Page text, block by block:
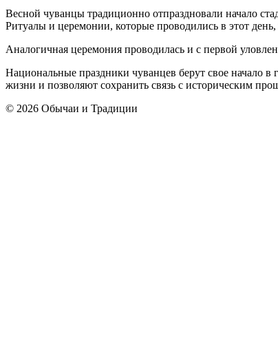
Весной чуванцы традиционно отпраздновали начало
Ритуалы и церемонии, которые проводились в этот
Аналогичная церемония проводилась и с первой
Национальные праздники чуванцев берут свое начало
жизни и позволяют сохранить связь с историческим
© 2026 Обычаи и Традиции